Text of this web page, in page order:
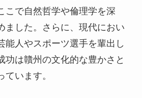
こで自然哲学や倫理学を深
ました。さらに、現代におい
能人やスポーツ選手を輩出し
功は贛州の文化的な豊かさと
います。